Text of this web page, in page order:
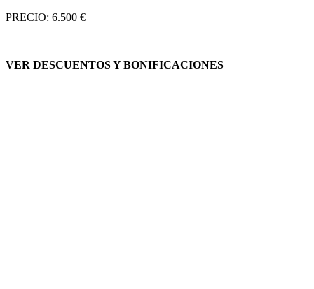
PRECIO: 6.500 €
VER DESCUENTOS Y BONIFICACIONES